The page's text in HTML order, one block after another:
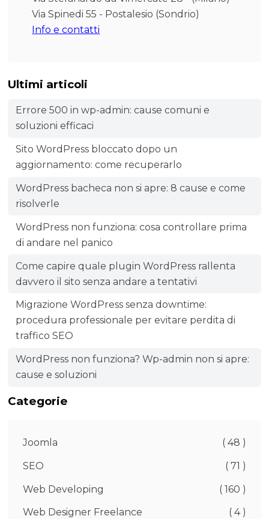
Via Spinedi 55 - Postalesio (Sondrio)
Info e contatti
Ultimi articoli
Errore 500 in wp-admin: cause comuni e
soluzioni efficaci
Sito WordPress bloccato dopo un
aggiornamento: come recuperarlo
WordPress bacheca non si apre: 8 cause e come
risolverle
WordPress non funziona: cosa controllare prima
di andare nel panico
Come capire quale plugin WordPress rallenta
davvero il sito senza andare a tentativi
Migrazione WordPress senza downtime:
procedura professionale per evitare perdita di
traffico SEO
WordPress non funziona? Wp-admin non si apre:
cause e soluzioni
Categorie
Joomla ( 48 )
SEO ( 71 )
Web Developing ( 160 )
Web Designer Freelance ( 4 )